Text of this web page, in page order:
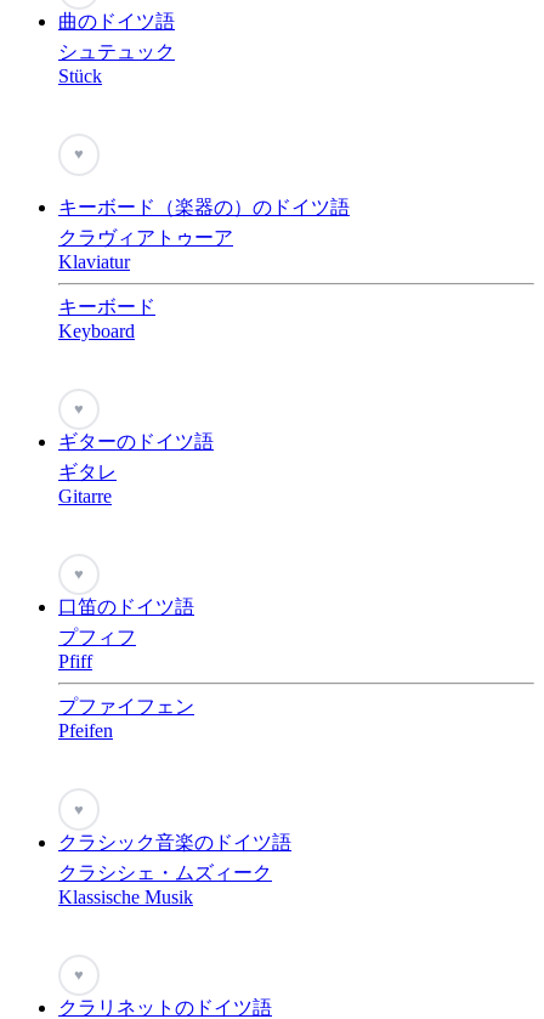
曲のドイツ語
シュテュック
Stück
♥
キーボード（楽器の）のドイツ語
クラヴィアトゥーア
Klaviatur
キーボード
Keyboard
♥
ギターのドイツ語
ギタレ
Gitarre
♥
口笛のドイツ語
プフィフ
Pfiff
プファイフェン
Pfeifen
♥
クラシック音楽のドイツ語
クラシシェ・ムズィーク
Klassische Musik
♥
クラリネットのドイツ語